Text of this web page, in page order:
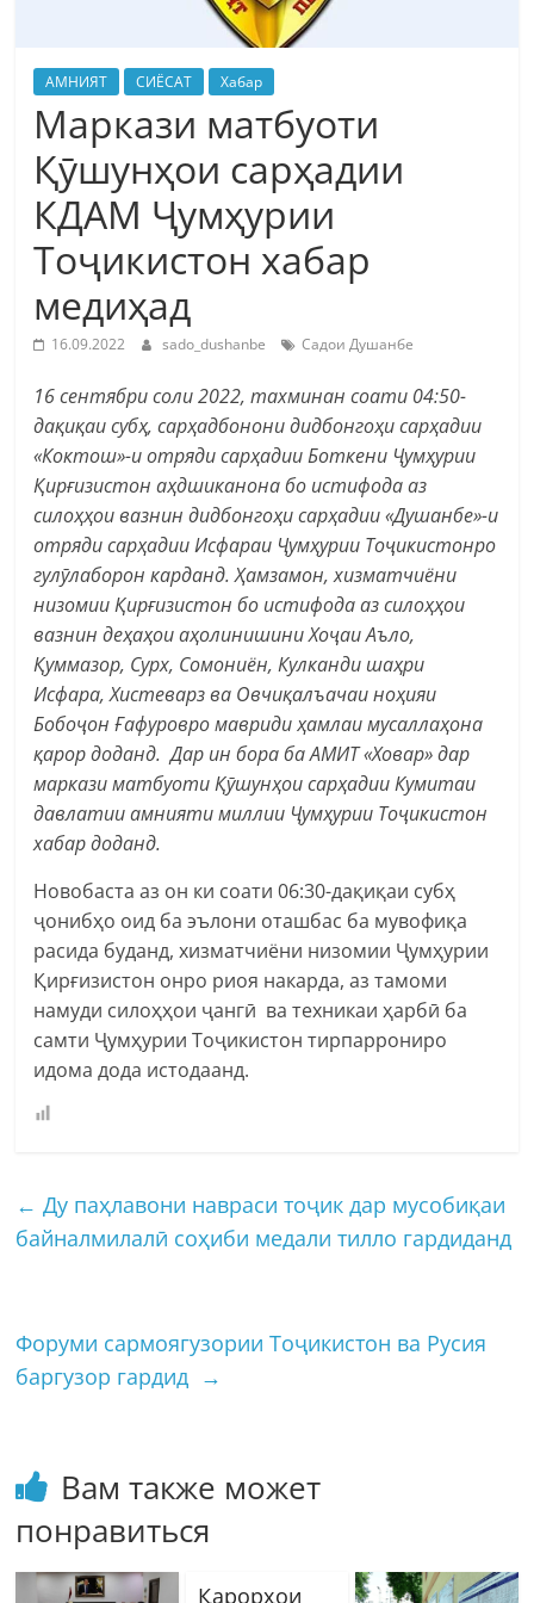
АМНИЯТ СИЁСАТ Хабар
Маркази матбуоти
Қӯшунҳои сарҳадии
КДАМ Ҷумҳурии
Тоҷикистон хабар
медиҳад
16.09.2022 sado_dushanbe Садои Душанбе
16 сентябри соли 2022, тахминан соати 04:50-
дақиқаи субҳ, сарҳадбонони дидбонгоҳи сарҳадии
«Коктош»-и отряди сарҳадии Боткени Ҷумҳурии
Қирғизистон аҳдшиканона бо истифода аз
силоҳҳои вазнин дидбонгоҳи сарҳадии «Душанбе»-и
отряди сарҳадии Исфараи Ҷумҳурии Тоҷикистонро
гулӯлаборон карданд. Ҳамзамон, хизматчиёни
низомии Қирғизистон бо истифода аз силоҳҳои
вазнин деҳаҳои аҳолинишини Хоҷаи Аъло,
Қуммазор, Сурх, Сомониён, Кулканди шаҳри
Исфара, Хистеварз ва Овчиқалъачаи ноҳияи
Бобоҷон Ғафуровро мавриди ҳамлаи мусаллаҳона
қарор доданд. Дар ин бора ба АМИТ «Ховар» дар
маркази матбуоти Қӯшунҳои сарҳадии Кумитаи
давлатии амнияти миллии Ҷумҳурии Тоҷикистон
хабар доданд.
Новобаста аз он ки соати 06:30-дақиқаи субҳ
ҷонибҳо оид ба эълони оташбас ба мувофиқа
расида буданд, хизматчиёни низомии Ҷумҳурии
Қирғизистон онро риоя накарда, аз тамоми
намуди силоҳҳои ҷангӣ ва техникаи ҳарбӣ ба
самти Ҷумҳурии Тоҷикистон тирпаррониро
идома дода истодаанд.
← Ду паҳлавони навраси тоҷик дар мусобиқаи
байналмилалӣ соҳиби медали тилло гардиданд
Форуми сармоягузории Тоҷикистон ва Русия
баргузор гардид →
Вам также может
понравиться
Қарорҳои